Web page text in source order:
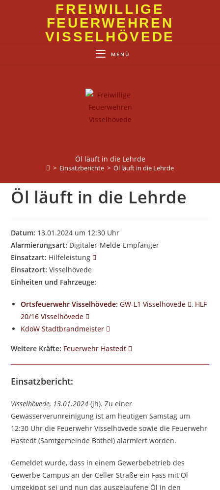
FREIWILLIGE
FEUERWEHREN
VISSELHÖVEDE
MENÜ
Öl läuft in die Lehrde
> Einsatzberichte > Öl läuft in die Lehrde
Öl läuft in die Lehrde
Datum: 13.01.2024 um 12:30 Uhr
Alarmierungsart: Digitaler-Melde-Empfänger
Einsatzart: Hilfeleistung
Einsatzort: Visselhövede
Einheiten und Fahrzeuge:
Ortsfeuerwehr Visselhövede: GW-L1 Visselhövede , HLF
20/16 Visselhövede
KdoW Stadtbrandmeister
Weitere Kräfte: Feuerwehr Hastedt
Einsatzbericht:
Visselhövede, 13.01.2024 (jh). Zu einer
Gewässerverunreinigung ist am heutigen Samstag um
12:30 Uhr die Feuerwehr Visselhövede sowie die Feuerwehr
Hastedt (Samtgemeinde Bothel) alarmiert worden.
Gemeldet wurde, dass in einem Gewerbebetrieb des
Gewerbe Campus an der Celler Straße ein Fass mit Öl
umgekippt sei und nun das ausgelaufene Öl in den